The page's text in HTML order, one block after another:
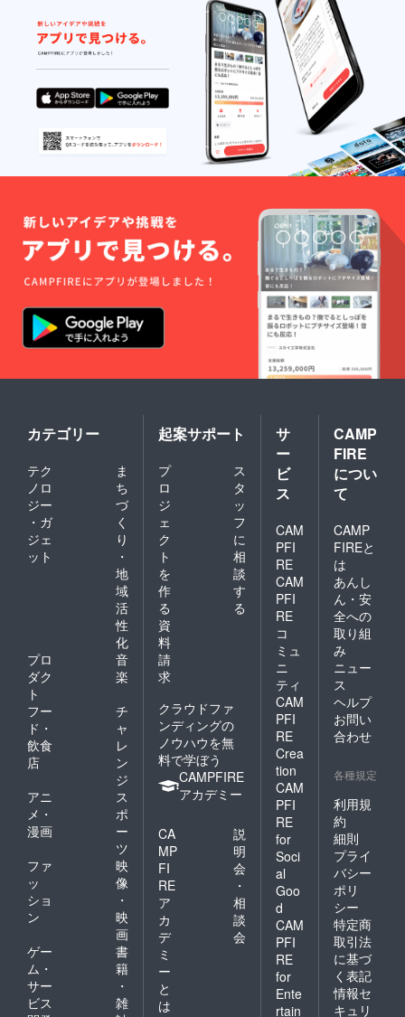
カテゴリー
テク
ノロ
ジー
・ガ
ジェ
ット
ま
ち
づ
く
り
・
地
域
活
性
化
プロ
ダク
ト
音
楽
フー
ド・
飲食
店
チ
ャ
レ
ン
ジ
アニ
メ・
漫画
ス
ポ
ー
ツ
ファ
ッ
ショ
ン
映
像
・
映
画
ゲー
ム・
サー
ビス
書
籍
・
雑
起案サポート
プ
ロ
ジ
ェ
ク
ト
を
作
る
ス
タ
ッ
フ
に
相
談
す
る
資
料
請
求
クラウドファ
ンディングの
ノウハウを無
料で学ぼう
CAMPFIRE
アカデミー
CA
MP
FI
RE
ア
カ
デ
ミ
ー
と
は
説
明
会
・
相
談
会
サ
ー
ビ
ス
CAM
PFI
RE
CAM
PFI
RE
コ
ミュ
ニ
ティ
CAM
PFI
RE
Crea
tion
CAM
PFI
RE
for
Soci
al
Goo
d
CAM
PFI
RE
for
Ente
rtain
CAMP
FIRE
につい
て
CAMP
FIREと
は
あんし
ん・安
全への
取り組
み
ニュー
ス
ヘルプ
お問い
合わせ
各種規定
利用規
約
細則
プライ
バシー
ポリ
シー
特定商
取引法
に基づ
く表記
情報セ
キュリ